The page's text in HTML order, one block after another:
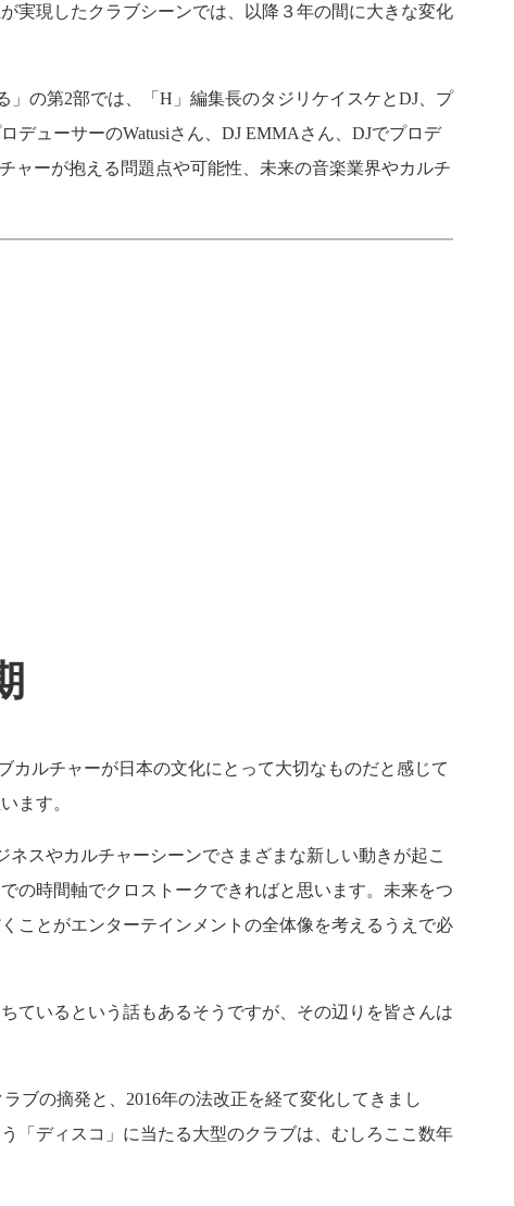
実現したクラブシーンでは、以降３年の間に大きな変化
」の第2部では、「H」編集長のタジリケイスケとDJ、プ
デューサーのWatusiさん、DJ EMMAさん、DJでプロデ
ャーが抱える問題点や可能性、未来の音楽業界やカルチ
ルチャーが日本の文化にとって大切なものだと感じて
ます。
スやカルチャーシーンでさまざまな新しい動きが起こ
の時間軸でクロストークできればと思います。未来をつ
ことがエンターテインメントの全体像を考えるうえで必
ているという話もあるそうですが、その辺りを皆さんは
ブの摘発と、2016年の法改正を経て変化してきまし
「ディスコ」に当たる大型のクラブは、むしろここ数年